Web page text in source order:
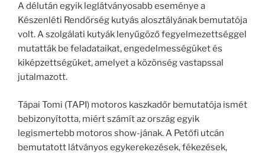
A délután egyik leglátványosabb eseménye a
Készenléti Rendőrség kutyás alosztályának bemutatója
volt. A szolgálati kutyák lenyűgöző fegyelmezettséggel
mutatták be feladataikat, engedelmességüket és
kiképzettségüket, amelyet a közönség vastapssal
jutalmazott.
Tápai Tomi (TAPI) motoros kaszkadőr bemutatója ismét
bebizonyította, miért számít az ország egyik
legismertebb motoros show-jának. A Petőfi utcán
bemutatott látványos egykerekezések, fékezések,